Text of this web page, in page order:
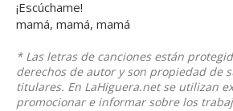
¡Escúchame!
mamá, mamá, mamá
* Las letras de canciones están
derechos de autor y son propiedad de
titulares. En LaHiguera.net se utilizan
promocionar e informar sobre los